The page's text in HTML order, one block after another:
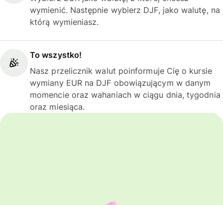
wymienić. Następnie wybierz DJF, jako walutę, na
którą wymieniasz.
To wszystko!
Nasz przelicznik walut poinformuje Cię o kursie
wymiany EUR na DJF obowiązującym w danym
momencie oraz wahaniach w ciągu dnia, tygodnia
oraz miesiąca.